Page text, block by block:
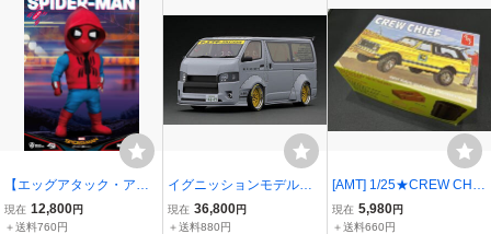
【エッグアタック・アク
ション】＃０５６ スパイ
ダーマン：ホームカミン
現在 12,800円
＋送料760円
イグニッションモデル★
1/18 T・S・D WORKS HI
ACE Gray ハイエース ワ
現在 36,800円
＋送料880円
[AMT] 1/25★CREW CHIE
F “シェビー シボレー クル
ー チーフ” プラモデル
現在 5,980円
＋送料660円